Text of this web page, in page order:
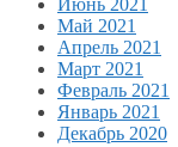
Июнь 2021
Май 2021
Апрель 2021
Март 2021
Февраль 2021
Январь 2021
Декабрь 2020